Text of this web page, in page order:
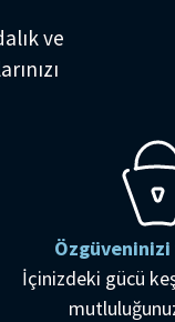
ve
İçinizdeki gücü